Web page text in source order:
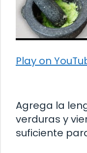
Play on
Agrega la
verduras y
suficiente